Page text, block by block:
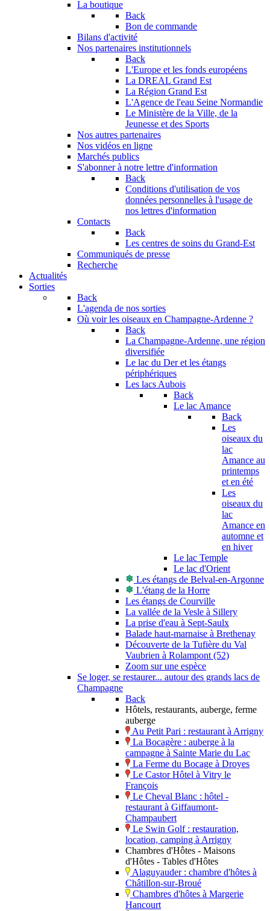
La boutique
Back
Bon de commande
Bilans d'activité
Nos partenaires institutionnels
Back
L'Europe et les fonds européens
La DREAL Grand Est
La Région Grand Est
L'Agence de l'eau Seine Normandie
Le Ministère de la Ville, de la
Jeunesse et des Sports
Nos autres partenaires
Nos vidéos en ligne
Marchés publics
S'abonner à notre lettre d'information
Back
Conditions d'utilisation de vos
données personnelles à l'usage de
nos lettres d'information
Contacts
Back
Les centres de soins du Grand-Est
Communiqués de presse
Recherche
Actualités
Sorties
Back
L'agenda de nos sorties
Où voir les oiseaux en Champagne-Ardenne ?
Back
La Champagne-Ardenne, une région
diversifiée
Le lac du Der et les étangs
périphériques
Les lacs Aubois
Back
Le lac Amance
Back
Les
oiseaux du
lac
Amance au
printemps
et en été
Les
oiseaux du
lac
Amance en
automne et
en hiver
Le lac Temple
Le lac d'Orient
Les étangs de Belval-en-Argonne
L'étang de la Horre
Les étangs de Courville
La vallée de la Vesle à Sillery
La prise d'eau à Sept-Saulx
Balade haut-marnaise à Brethenay
Découverte de la Tufière du Val
Vaubrien à Rolampont (52)
Zoom sur une espèce
Se loger, se restaurer... autour des grands lacs de
Champagne
Back
Hôtels, restaurants, auberge, ferme
auberge
Au Petit Pari : restaurant à Arrigny
La Bocagère : auberge à la
campagne à Sainte Marie du Lac
La Ferme du Bocage à Droyes
Le Castor Hôtel à Vitry le
François
Le Cheval Blanc : hôtel -
restaurant à Giffaumont-
Champaubert
Le Swin Golf : restauration,
location, camping à Arrigny
Chambres d'Hôtes - Maisons
d'Hôtes - Tables d'Hôtes
Alaguyauder : chambre d'hôtes à
Châtillon-sur-Broué
Chambres d'hôtes à Margerie
Hancourt